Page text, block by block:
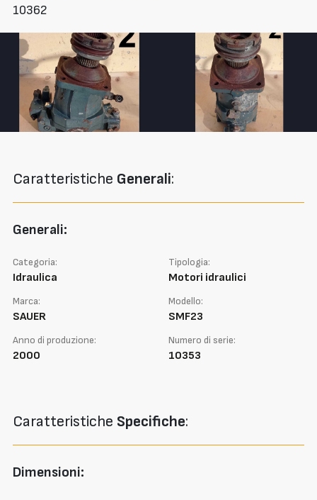
10362
Caratteristiche Generali:
Generali:
Categoria:
Idraulica
Tipologia:
Motori idraulici
Marca:
SAUER
Modello:
SMF23
Anno di produzione:
2000
Numero di serie:
10353
Caratteristiche Specifiche:
Dimensioni: